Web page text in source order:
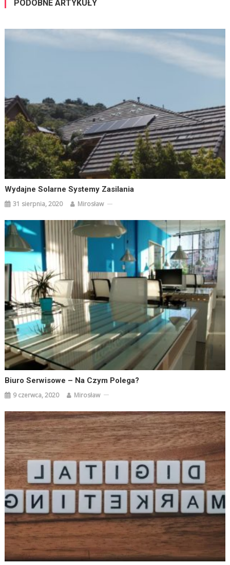
PODOBNE ARTYKUŁY
Wydajne Solarne Systemy Zasilania
31 sierpnia, 2020 Mirosław
Biuro Serwisowe – Na Czym Polega?
9 czerwca, 2020 Mirosław